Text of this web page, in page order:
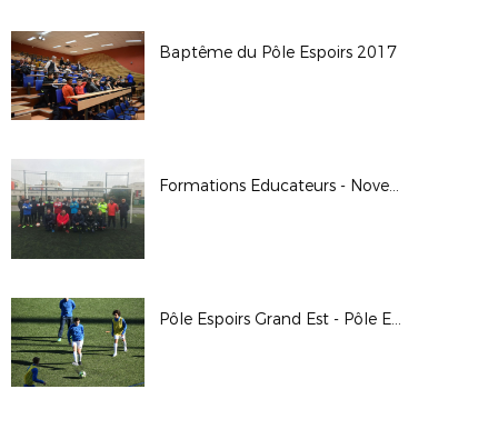
Baptême du Pôle Espoirs 2017
Formations Educateurs - Novembre 2017
Pôle Espoirs Grand Est - Pôle Espoirs Dijon